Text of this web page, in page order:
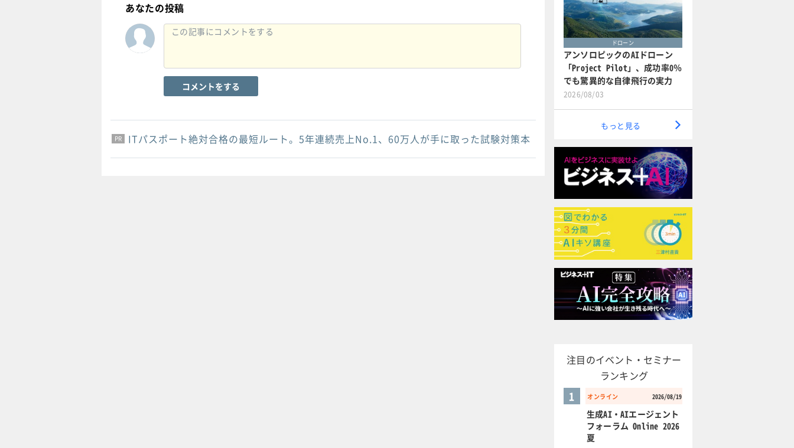
あなたの投稿
コメントをする
PR
PR
PR ITパスポート絶対合格の最短ルート。5年連続売上No.1、60万人が手に取った試験対策本
ドローン
アンソロピックのAIドローン
「Project Pilot」、成功率0％
でも驚異的な自律飛行の実力
2026/08/03
もっと見る
注目のイベント・セミナー
ランキング
オンライン 2026/08/19
1
生成AI・AIエージェント
フォーラム Online 2026
夏